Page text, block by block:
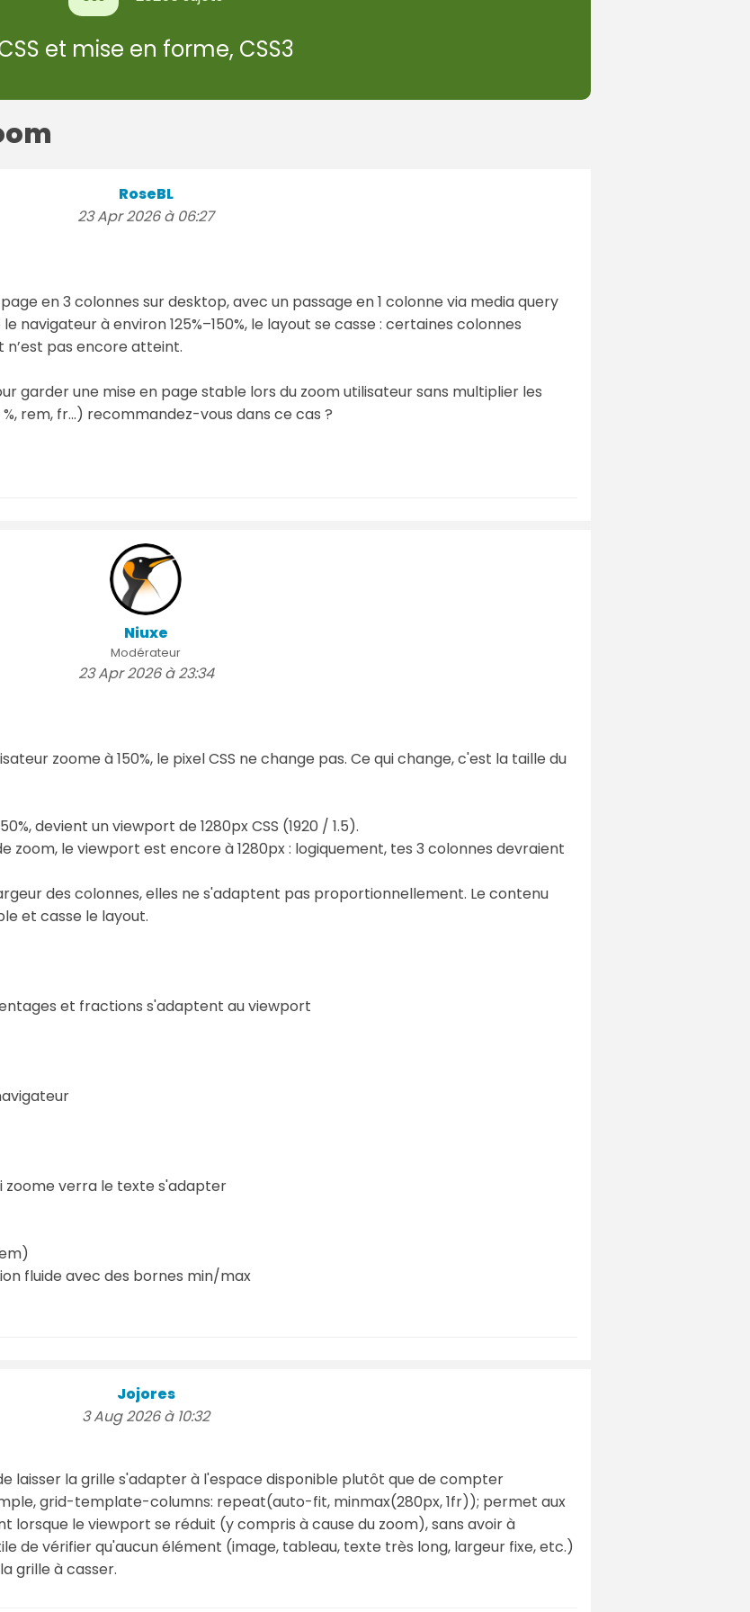
et mise en forme, CSS3
RoseBL
23 Apr 2026 à 06:27
en 3 colonnes sur desktop, avec un passage en 1 colonne via media query
navigateur à environ 125%–150%, le layout se casse : certaines colonnes
n’est pas encore atteint.
garder une mise en page stable lors du zoom utilisateur sans multiplier les
rem, fr...) recommandez-vous dans ce cas ?
Niuxe
Modérateur
23 Apr 2026 à 23:34
zoome à 150%, le pixel CSS ne change pas. Ce qui change, c'est la taille du
devient un viewport de 1280px CSS (1920 / 1.5).
zoom, le viewport est encore à 1280px : logiquement, tes 3 colonnes devraient
des colonnes, elles ne s'adaptent pas proportionnellement. Le contenu
et casse le layout.
et fractions s'adaptent au viewport
zoome verra le texte s'adapter
fluide avec des bornes min/max
Jojores
3 Aug 2026 à 10:32
laisser la grille s'adapter à l'espace disponible plutôt que de compter
grid-template-columns: repeat(auto-fit, minmax(280px, 1fr)); permet aux
lorsque le viewport se réduit (y compris à cause du zoom), sans avoir à
de vérifier qu'aucun élément (image, tableau, texte très long, largeur fixe, etc.)
grille à casser.